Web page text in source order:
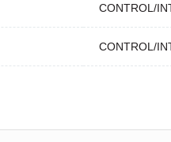
CONTROL/
CONTROL/